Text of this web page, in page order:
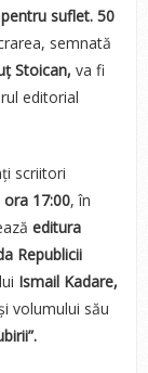
suflet. 50
semnată
Stoican, va fi
editorial
scriitori
ora 17:00, în
editura
Republicii
Ismail Kadare,
volumului său